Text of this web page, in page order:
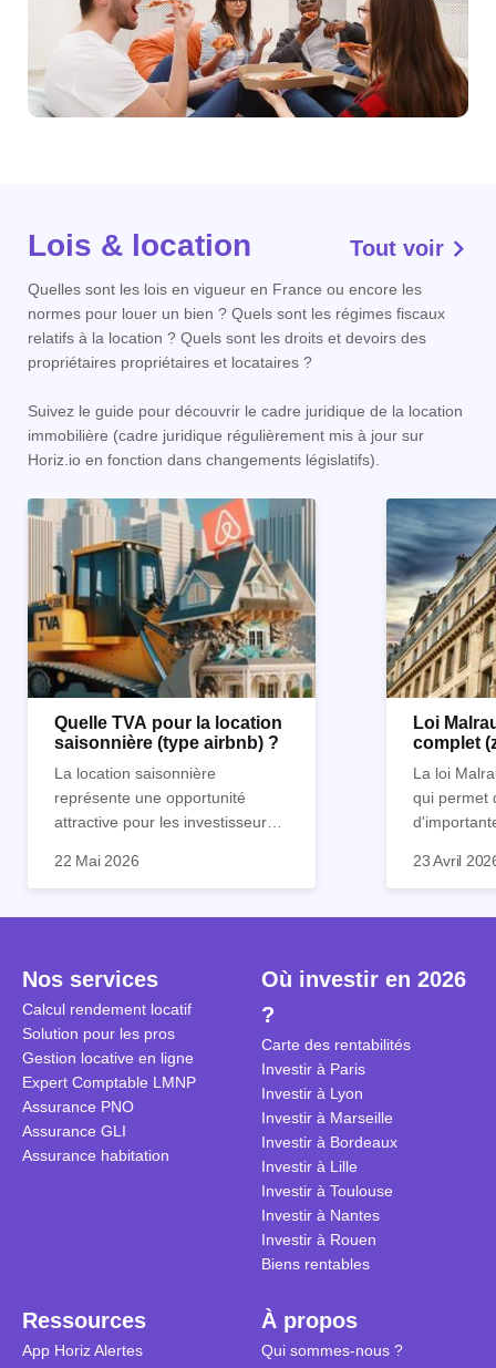
Lois & location Tout voir
Quelles sont les lois en vigueur en France ou encore les
normes pour louer un bien ? Quels sont les régimes fiscaux
relatifs à la location ? Quels sont les droits et devoirs des
propriétaires propriétaires et locataires ?
Suivez le guide pour découvrir le cadre juridique de la location
immobilière (cadre juridique régulièrement mis à jour sur
Horiz.io en fonction dans changements législatifs).
Quelle TVA pour la location
saisonnière (type airbnb) ?
La location saisonnière
représente une opportunité
attractive pour les investisseurs
patrimoine et générer des
Cependant, il est crucial de
notamment la TVA, afin
d'optimiser cette activité.
Et qu’a-t-on appris à la rentrée
la TVA est généralisé pour les
saisonnière dans certaines
conditions. On fait le point dans
cet article.
22 Mai 2026
Loi
complet
La loi
qui permet
immobilier.
historique
quelles
pour en
23 Avril
Nos services
Calcul rendement locatif
Solution pour les pros
Gestion locative en ligne
Expert Comptable LMNP
Assurance PNO
Assurance GLI
Assurance habitation
Où investir en 2026
?
Carte des rentabilités
Investir à Paris
Investir à Lyon
Investir à Marseille
Investir à Bordeaux
Investir à Lille
Investir à Toulouse
Investir à Nantes
Investir à Rouen
Biens rentables
Ressources
App Horiz Alertes
À propos
Qui sommes-nous ?